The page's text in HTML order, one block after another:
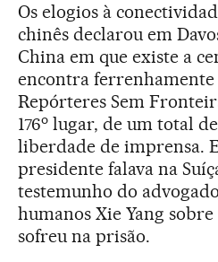
Os elogios à
chinês declarou em
China em que existe a
encontra
Repórteres Sem
176olugar, de um total de
liberdade de imprensa.
presidente falava na
testemunho do
humanos Xie Yang
sofreu na prisão.